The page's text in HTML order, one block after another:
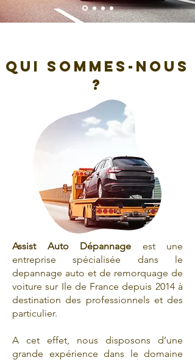
QUI sommes-nous
?
Assist Auto Dépannage est une
entreprise spécialisée dans le
depannage auto et de remorquage de
voiture sur Ile de France depuis 2014 à
destination des professionnels et des
particulier.
A cet effet, nous disposons d’une
grande expérience dans le domaine